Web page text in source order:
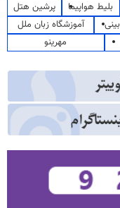
بلیط هواپیما
پرشین هتل
آموزشگاه زبان ملل
مهرینو